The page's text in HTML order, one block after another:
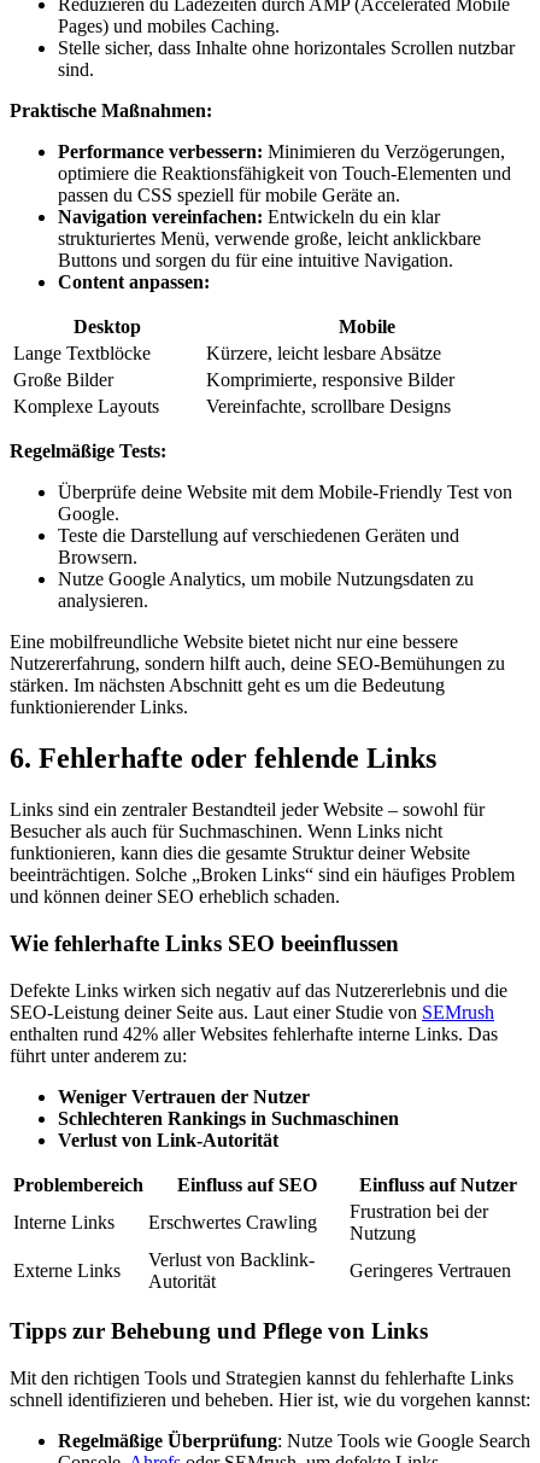
Reduzieren du Ladezeiten durch AMP (Accelerated Mobile
Pages) und mobiles Caching.
Stelle sicher, dass Inhalte ohne horizontales Scrollen nutzbar
sind.
Praktische Maßnahmen:
Performance verbessern: Minimieren du Verzögerungen,
optimiere die Reaktionsfähigkeit von Touch-Elementen und
passen du CSS speziell für mobile Geräte an.
Navigation vereinfachen: Entwickeln du ein klar
strukturiertes Menü, verwende große, leicht anklickbare
Buttons und sorgen du für eine intuitive Navigation.
Content anpassen:
Desktop
Mobile
Lange Textblöcke
Kürzere, leicht lesbare Absätze
Große Bilder
Komprimierte, responsive Bilder
Komplexe Layouts
Vereinfachte, scrollbare Designs
Regelmäßige Tests:
Überprüfe deine Website mit dem Mobile-Friendly Test von
Google.
Teste die Darstellung auf verschiedenen Geräten und
Browsern.
Nutze Google Analytics, um mobile Nutzungsdaten zu
analysieren.
Eine mobilfreundliche Website bietet nicht nur eine bessere
Nutzererfahrung, sondern hilft auch, deine SEO-Bemühungen zu
stärken. Im nächsten Abschnitt geht es um die Bedeutung
funktionierender Links.
6. Fehlerhafte oder fehlende Links
Links sind ein zentraler Bestandteil jeder Website – sowohl für
Besucher als auch für Suchmaschinen. Wenn Links nicht
funktionieren, kann dies die gesamte Struktur deiner Website
beeinträchtigen. Solche „Broken Links“ sind ein häufiges Problem
und können deiner SEO erheblich schaden.
Wie fehlerhafte Links SEO beeinflussen
Defekte Links wirken sich negativ auf das Nutzererlebnis und die
SEO-Leistung deiner Seite aus. Laut einer Studie von SEMrush
enthalten rund 42% aller Websites fehlerhafte interne Links. Das
führt unter anderem zu:
Weniger Vertrauen der Nutzer
Schlechteren Rankings in Suchmaschinen
Verlust von Link-Autorität
Problembereich Einfluss auf SEO
Einfluss auf Nutzer
Interne Links
Erschwertes Crawling
Frustration bei der
Nutzung
Externe Links
Verlust von Backlink-
Autorität
Geringeres Vertrauen
Tipps zur Behebung und Pflege von Links
Mit den richtigen Tools und Strategien kannst du fehlerhafte Links
schnell identifizieren und beheben. Hier ist, wie du vorgehen kannst:
Regelmäßige Überprüfung: Nutze Tools wie Google Search